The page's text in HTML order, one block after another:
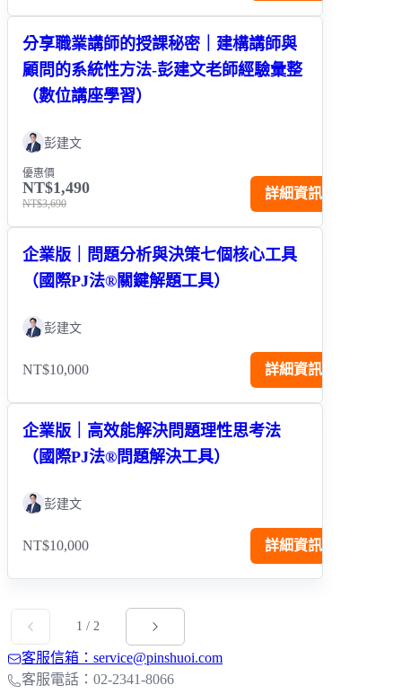
分享職業講師的授課秘密｜建構講師與
顧問的系統性方法-彭建文老師經驗彙整
（數位講座學習）
彭建文
優惠價
NT$1,490
NT$3,690
詳細資訊
企業版｜問題分析與決策七個核心工具
（國際PJ法®關鍵解題工具）
彭建文
NT$10,000 詳細資訊
企業版｜高效能解決問題理性思考法
（國際PJ法®問題解決工具）
彭建文
NT$10,000 詳細資訊
1 / 2
客服信箱：service@pinshuoi.com
客服電話：02-2341-8066